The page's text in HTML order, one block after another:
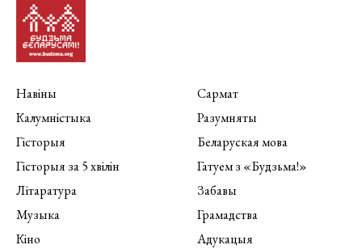
Навіны
Калумністыка
Гісторыя
Гісторыя за 5 хвілін
Літаратура
Музыка
Кіно
Сармат
Разумняты
Беларуская мова
Гатуем з «Будзьма!»
Забавы
Грамадства
Адукацыя